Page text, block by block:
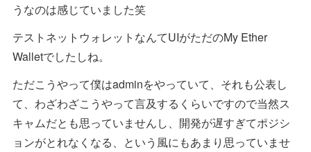
うなのは感じていました笑
テストネットウォレットなんてUIがただのMy Ether
Walletでしたしね。
ただこうやって僕はadminをやっていて、それも公表し
て、わざわざこうやって言及するくらいですので当然ス
キャムだとも思っていませんし、開発が遅すぎてポジシ
ョンがとれなくなる、という風にもあまり思っていませ